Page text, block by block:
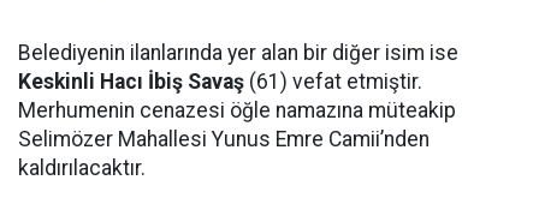
Belediyenin ilanlarında yer alan bir diğer isim ise
Keskinli Hacı İbiş Savaş (61) vefat etmiştir.
Merhumenin cenazesi öğle namazına müteakip
Selimözer Mahallesi Yunus Emre Camii’nden
kaldırılacaktır.